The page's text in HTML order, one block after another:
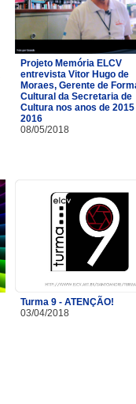
Projeto Memória ELCV
entrevista Vitor Hugo de
Moraes, Gerente de
Cultural da Secretaria de
Cultura nos anos de 2015
2016
08/05/2018
Turma 9 - ATENÇÃO!
03/04/2018